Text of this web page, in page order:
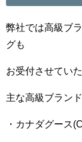
弊社では高級ブ
グも
お受付させてい
主な高級ブラン
・カナダグース